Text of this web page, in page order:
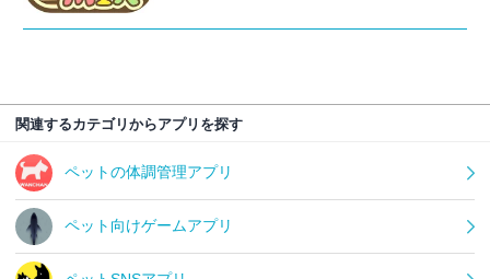
関連するカテゴリからアプリを探す
ペットの体調管理アプリ
ペット向けゲームアプリ